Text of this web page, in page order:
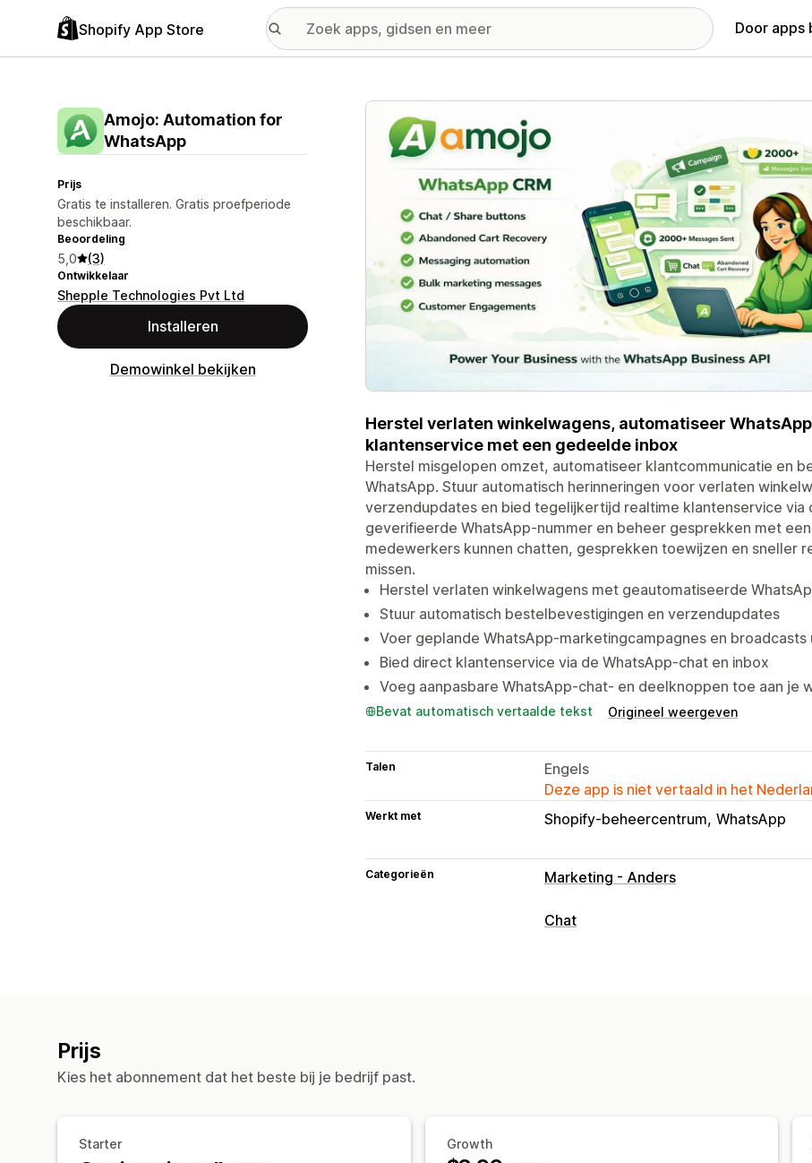
Shopify App Store Door apps
Amojo: Automation for
WhatsApp
Prijs
Gratis te installeren. Gratis proefperiode
beschikbaar.
Beoordeling
5,0 (3)
Ontwikkelaar
Shepple Technologies Pvt Ltd
Installeren
Demowinkel bekijken
Galerij met uitgelichte afbeeldingen
Herstel verlaten winkelwagens, automatiseer
klantenservice met een gedeelde inbox
Herstel misgelopen omzet, automatiseer klantcommunicatie en
WhatsApp. Stuur automatisch herinneringen voor verlaten
verzendupdates en bied tegelijkertijd realtime klantenservice via
geverifieerde WhatsApp-nummer en beheer gesprekken met
medewerkers kunnen chatten, gesprekken toewijzen en sneller
missen.
Herstel verlaten winkelwagens met geautomatiseerde
Stuur automatisch bestelbevestigingen en verzendupdates
Voer geplande WhatsApp-marketingcampagnes en broadcasts
Bied direct klantenservice via de WhatsApp-chat en inbox
Voeg aanpasbare WhatsApp-chat- en deelknoppen toe aan je
Bevat automatisch vertaalde tekst Origineel weergeven
Talen
Engels
Deze app is niet vertaald in het
Werkt met Shopify-beheercentrum WhatsApp
Categorieën Marketing - Anders
Chat
Prijs
Kies het abonnement dat het beste bij je bedrijf past.
Starter Growth